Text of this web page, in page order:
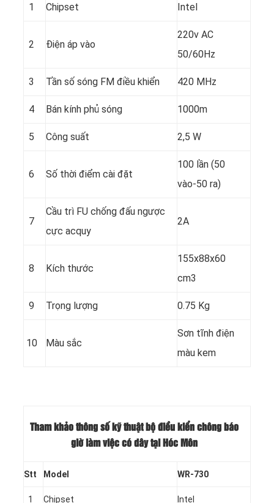
1 Chipset Intel
2 Điện áp vào
220v AC
50/60Hz
3 Tần số sóng FM điều khiển 420 MHz
4 Bán kính phủ sóng 1000m
5 Công suất 2,5 W
6 Số thời điểm cài đặt
100 lần (50
vào-50 ra)
7
Cầu trì FU chống đấu ngược
cực acquy
2A
8 Kích thước
155x88x60
cm3
9 Trọng lượng 0.75 Kg
10 Màu sắc
Sơn tĩnh điện
màu kem
Tham khảo thông số kỹ thuật bộ điều kiển chông báo
giờ làm việc có dây tại Hóc Môn
Stt Model WR-730
1 Chipset Intel